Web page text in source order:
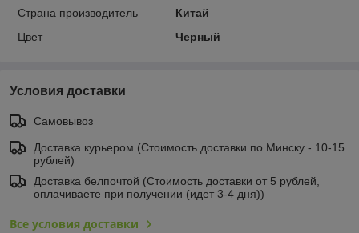
Страна производитель
Китай
Цвет
Черный
Условия доставки
Самовывоз
Доставка курьером (Стоимость доставки по Минску - 10-15
рублей)
Доставка белпочтой (Стоимость доставки от 5 рублей,
оплачиваете при получении (идет 3-4 дня))
Все условия доставки